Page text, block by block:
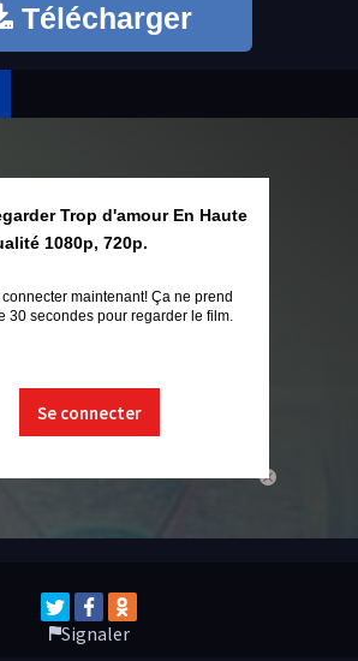
Télécharger
close
Trop d'amour En Haute
1080p, 720p.
maintenant! Ça ne prend
30 secondes pour regarder le film.
Se connecter
Signaler